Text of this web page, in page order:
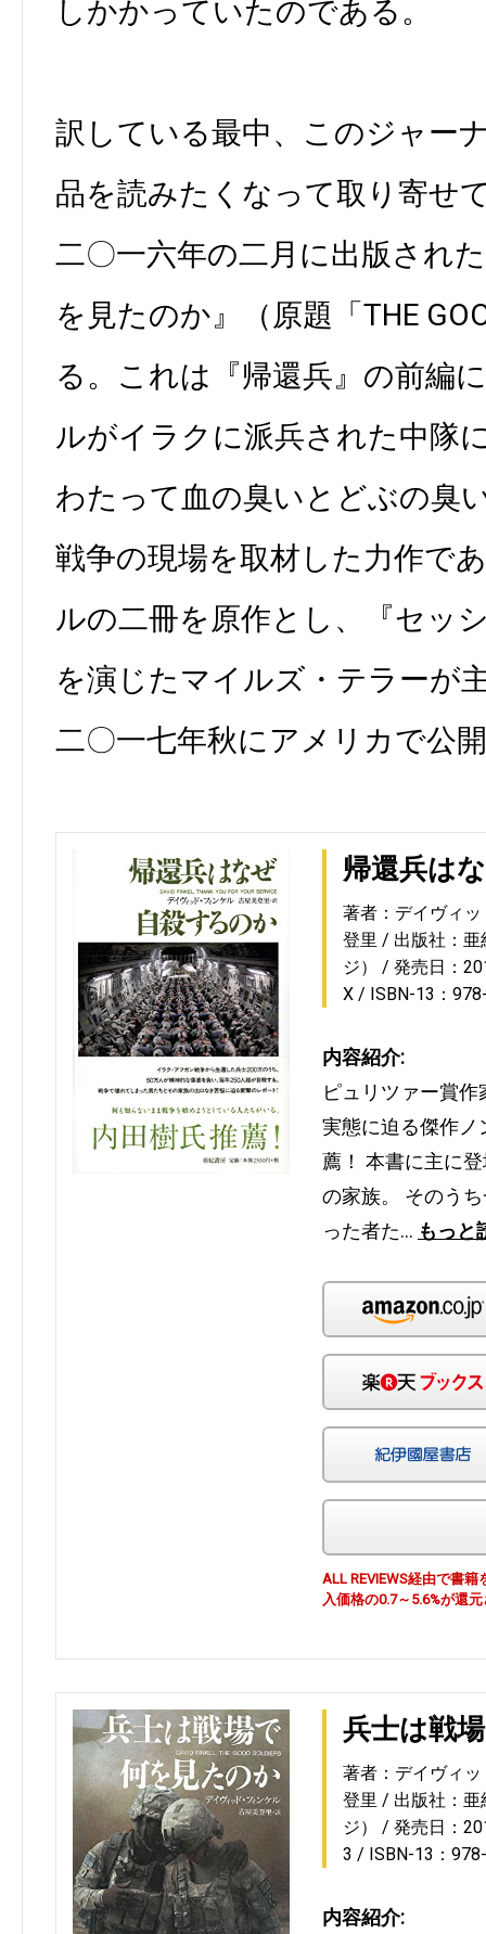
しかかっていたのである。
訳している最中、このジャー
品を読みたくなって取り寄せ
二〇一六年の二月に出版され
を見たのか』（原題「THE
る。これは『帰還兵』の前編
ルがイラクに派兵された中隊
わたって血の臭いとどぶの臭
戦争の現場を取材した力作で
ルの二冊を原作とし、『セッ
を演じたマイルズ・テラーが
二〇一七年秋にアメリカで公
帰還兵は
著者：デイヴィ
登里
出版社：亜
ジ）
発売日：
X
ISBN-13：
内容紹介:
ピュリツァー賞
実態に迫る傑作ノ
薦！ 本書に主に
の家族。 そのう
った者た… もっと
ALL REVIEWS経由で書
入価格の0.7～5.6%が還
兵士は戦
著者：デイヴィ
登里
出版社：亜
ジ）
発売日：
3
ISBN-13：
内容紹介: